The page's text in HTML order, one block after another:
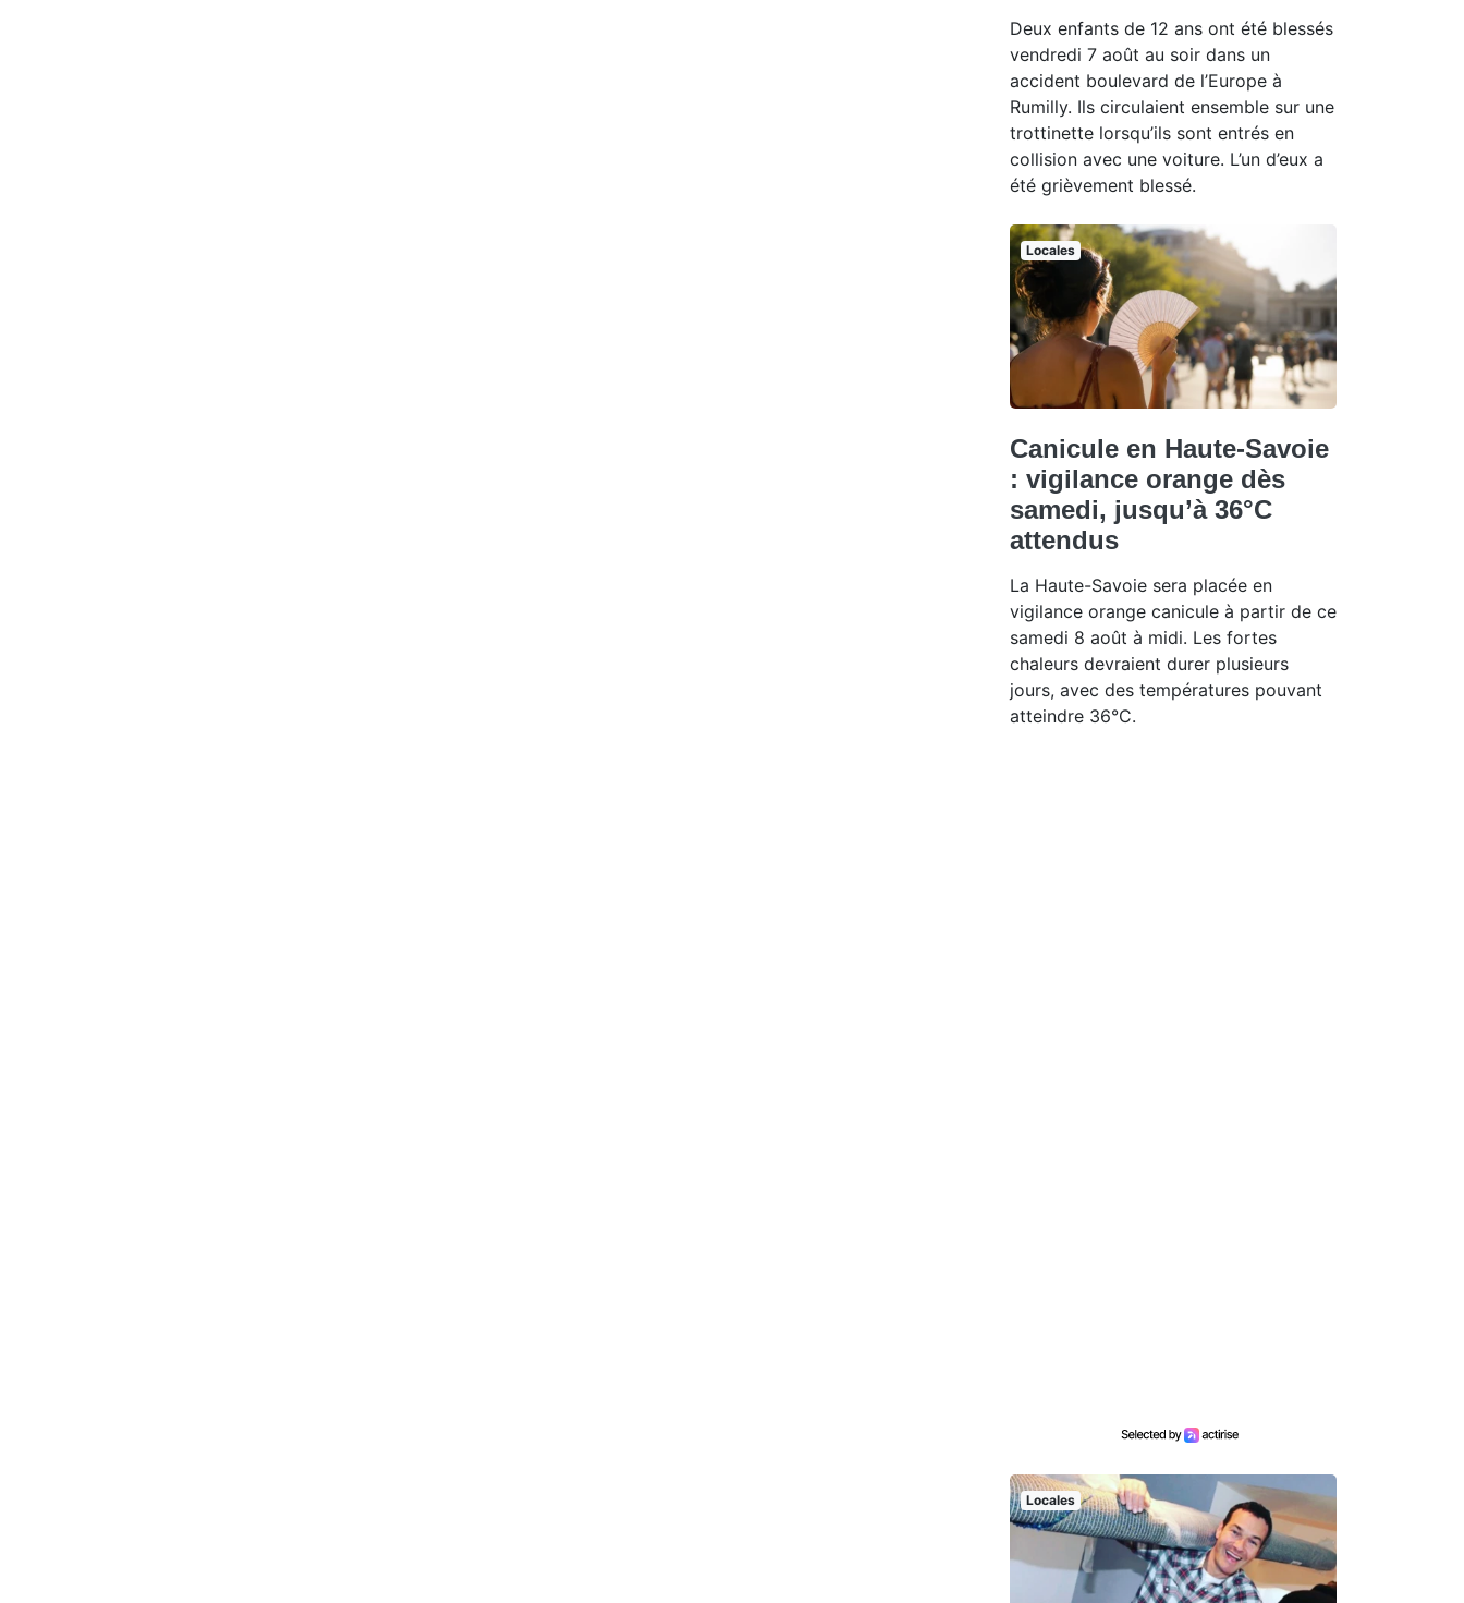
Deux enfants de 12 ans ont été blessés
vendredi 7 août au soir dans un
accident boulevard de l’Europe à
Rumilly. Ils circulaient ensemble sur une
trottinette lorsqu’ils sont entrés en
collision avec une voiture. L’un d’eux a
été grièvement blessé.
Locales
Canicule en Haute-Savoie
: vigilance orange dès
samedi, jusqu’à 36°C
attendus
La Haute-Savoie sera placée en
vigilance orange canicule à partir de ce
samedi 8 août à midi. Les fortes
chaleurs devraient durer plusieurs
jours, avec des températures pouvant
atteindre 36°C.
Locales